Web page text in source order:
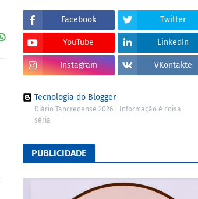
Facebook Twitter
YouTube LinkedIn
Instagram VKontakte
Tecnologia do Blogger
Diário Tancredense 2026 | Informação é coisa
séria
PUBLICIDADE